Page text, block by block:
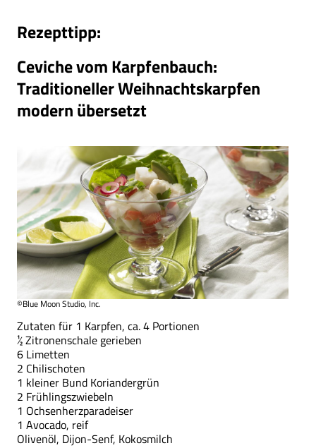
Rezepttipp:
Ceviche vom Karpfenbauch:
Traditioneller Weihnachtskarpfen
modern übersetzt
©Blue Moon Studio, Inc.
Zutaten für 1 Karpfen, ca. 4 Portionen
½ Zitronenschale gerieben
6 Limetten
2 Chilischoten
1 kleiner Bund Koriandergrün
2 Frühlingszwiebeln
1 Ochsenherzparadeiser
1 Avocado, reif
Olivenöl, Dijon-Senf, Kokosmilch